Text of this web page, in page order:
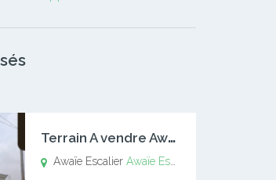
T
errain A vendre Awaïe Escalier
Awaïe EscalierAwaïe Escalier